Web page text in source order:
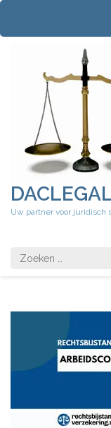
Ga
inhoud
Uw partner voor juridisch